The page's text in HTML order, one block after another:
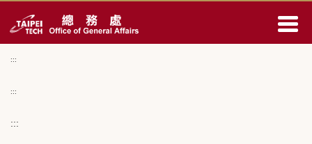
到
區
:::
:::
:::